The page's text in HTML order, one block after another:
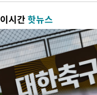
이시간핫뉴스